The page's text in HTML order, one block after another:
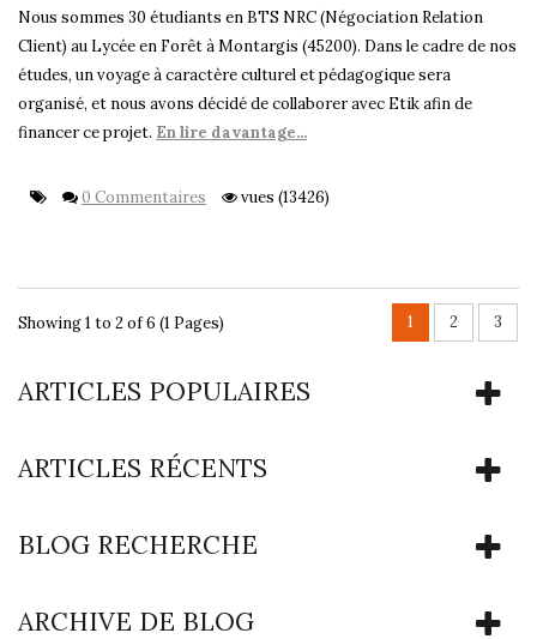
Nous sommes 30 étudiants en BTS NRC (Négociation Relation
Client) au Lycée en Forêt à Montargis (45200). Dans le cadre de nos
études, un voyage à caractère culturel et pédagogique sera
organisé, et nous avons décidé de collaborer avec Etik afin de
financer ce projet. En lire davantage...
0 Commentaires vues (13426)
1 2 3
Showing 1 to 2 of 6 (1 Pages)
ARTICLES POPULAIRES
ARTICLES RÉCENTS
BLOG RECHERCHE
ARCHIVE DE BLOG